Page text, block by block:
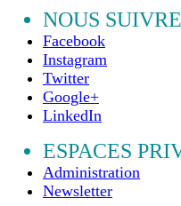
NOUS
Facebook
Instagram
Twitter
Google+
LinkedIn
ESPACES
Administration
Newsletter